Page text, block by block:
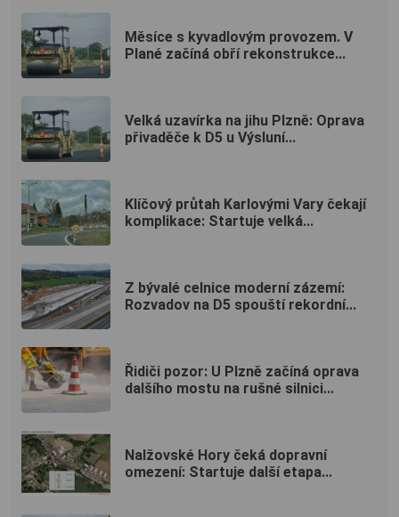
Měsíce s kyvadlovým provozem. V
Plané začíná obří rekonstrukce...
Velká uzavírka na jihu Plzně: Oprava
přivaděče k D5 u Výsluní...
Klíčový průtah Karlovými Vary čekají
komplikace: Startuje velká...
Z bývalé celnice moderní zázemí:
Rozvadov na D5 spouští rekordní...
Řidiči pozor: U Plzně začíná oprava
dalšího mostu na rušné silnici...
Nalžovské Hory čeká dopravní
omezení: Startuje další etapa...